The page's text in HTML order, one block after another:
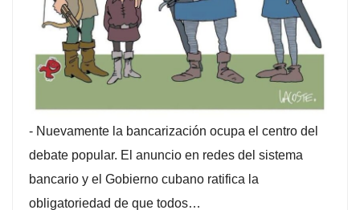
- Nuevamente la bancarización ocupa el centro del
debate popular. El anuncio en redes del sistema
bancario y el Gobierno cubano ratifica la
obligatoriedad de que todos…